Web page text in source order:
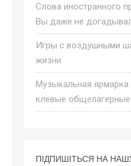
Слова иностранного
Вы даже не
Игры с воздушными
жизни
Музыкальная ярмарка
клёвые общелагерные
ПІДПИШІТЬСЯ НА